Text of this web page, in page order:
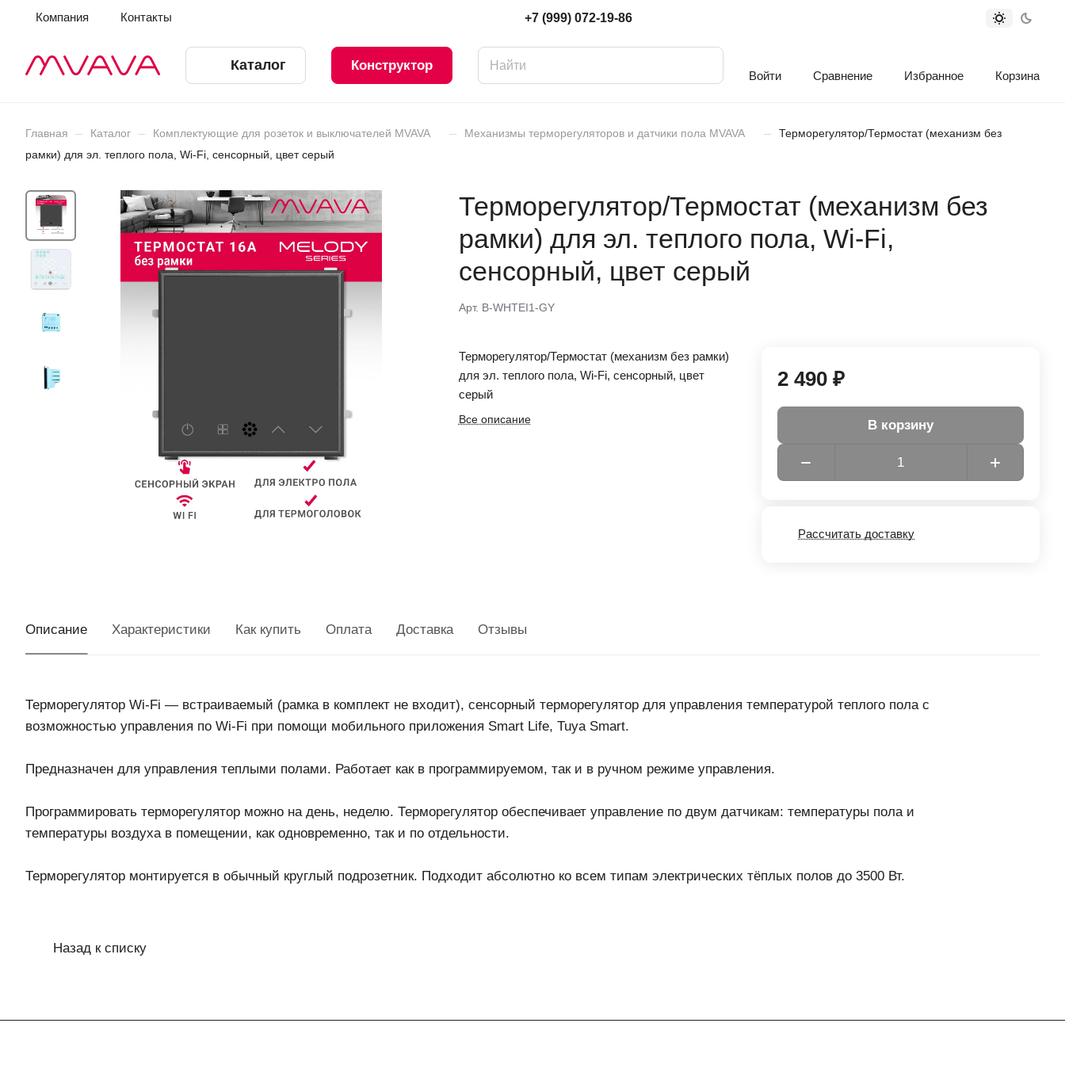
Компания Контакты +7 (999) 072-19-86
Каталог Конструктор
Войти Сравнение Избранное Корзина
Главная – Каталог – Комплектующие для розеток и выключателей MVAVA – Механизмы терморегуляторов и датчики пола MVAVA –
Терморегулятор/Термостат (механизм без
рамки) для эл. теплого пола, Wi-Fi, сенсорный, цвет серый
Терморегулятор/Термостат (механизм без
рамки) для эл. теплого пола, Wi-Fi,
сенсорный, цвет серый
Арт. B-WHTEI1-GY
Терморегулятор/Термостат (механизм без рамки)
для эл. теплого пола, Wi-Fi, сенсорный, цвет
серый
Все описание
2 490 ₽
В корзину
Рассчитать доставку
Описание Характеристики Как купить Оплата Доставка Отзывы
Терморегулятор Wi-Fi — встраиваемый (рамка в комплект не входит), сенсорный терморегулятор для управления температурой теплого пола с
возможностью управления по Wi-Fi при помощи мобильного приложения Smart Life, Tuya Smart.
Предназначен для управления теплыми полами. Работает как в программируемом, так и в ручном режиме управления.
Программировать терморегулятор можно на день, неделю. Терморегулятор обеспечивает управление по двум датчикам: температуры пола и
температуры воздуха в помещении, как одновременно, так и по отдельности.
Терморегулятор монтируется в обычный круглый подрозетник. Подходит абсолютно ко всем типам электрических тёплых полов до 3500 Вт.
Назад к списку